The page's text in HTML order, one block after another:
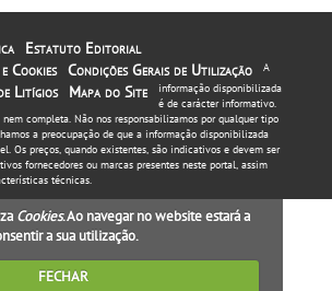
Estatuto Editorial
Cookies Condições Gerais de Utilização
Litígios
Mapa do Site
A
informação disponibilizada
é de carácter informativo.
completa. Não nos responsabilizamos por qualquer tipo
a preocupação de que a informação disponibilizada
Os preços, quando existentes, são indicativos e devem ser
fornecedores ou marcas presentes neste portal, assim
técnicas.
Cookies. Ao navegar no website estará a
a sua utilização.
FECHAR